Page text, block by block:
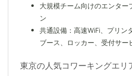
大規模チーム向けのエンター
ン
共通設備：高速WiFi、プリン
ブース、ロッカー、受付サー
東京の人気コワーキングエリ